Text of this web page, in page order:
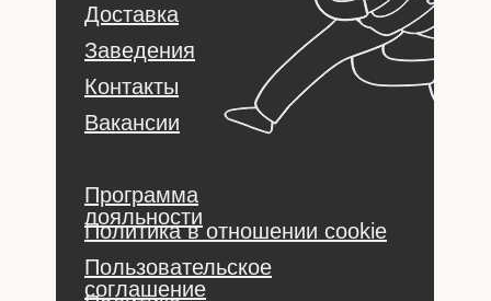
Доставка
Вакансии
Пользовательское
соглашение
Политика в отношении cookie
Программа
лояльности
Заведения
Контакты